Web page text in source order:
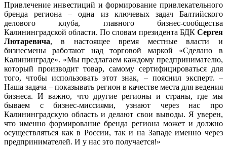
Привлечение инвестиций и формирование привлекательного
бренда региона – одна из ключевых задач Балтийского
делового клуба, главного бизнес-сообщества
Калининградской области. По словам президента БДК Сергея
Лютаревича, в настоящее время местные власти и
бизнесмены работают над торговой маркой «Сделано в
Калининграде». «Мы предлагаем каждому предпринимателю,
который производит товар, самому сертифицироваться для
того, чтобы использовать этот знак, – пояснил эксперт. –
Наша задача – показывать регион в качестве места для ведения
бизнеса. И важно, что другие регионы и страны, где мы
бываем с бизнес-миссиями, узнают через нас про
Калининградскую область и делают свои выводы. Я уверен,
что именно формирование бренда региона может и должно
осуществляться как в России, так и на Западе именно через
предпринимателей. И у нас это получается!»